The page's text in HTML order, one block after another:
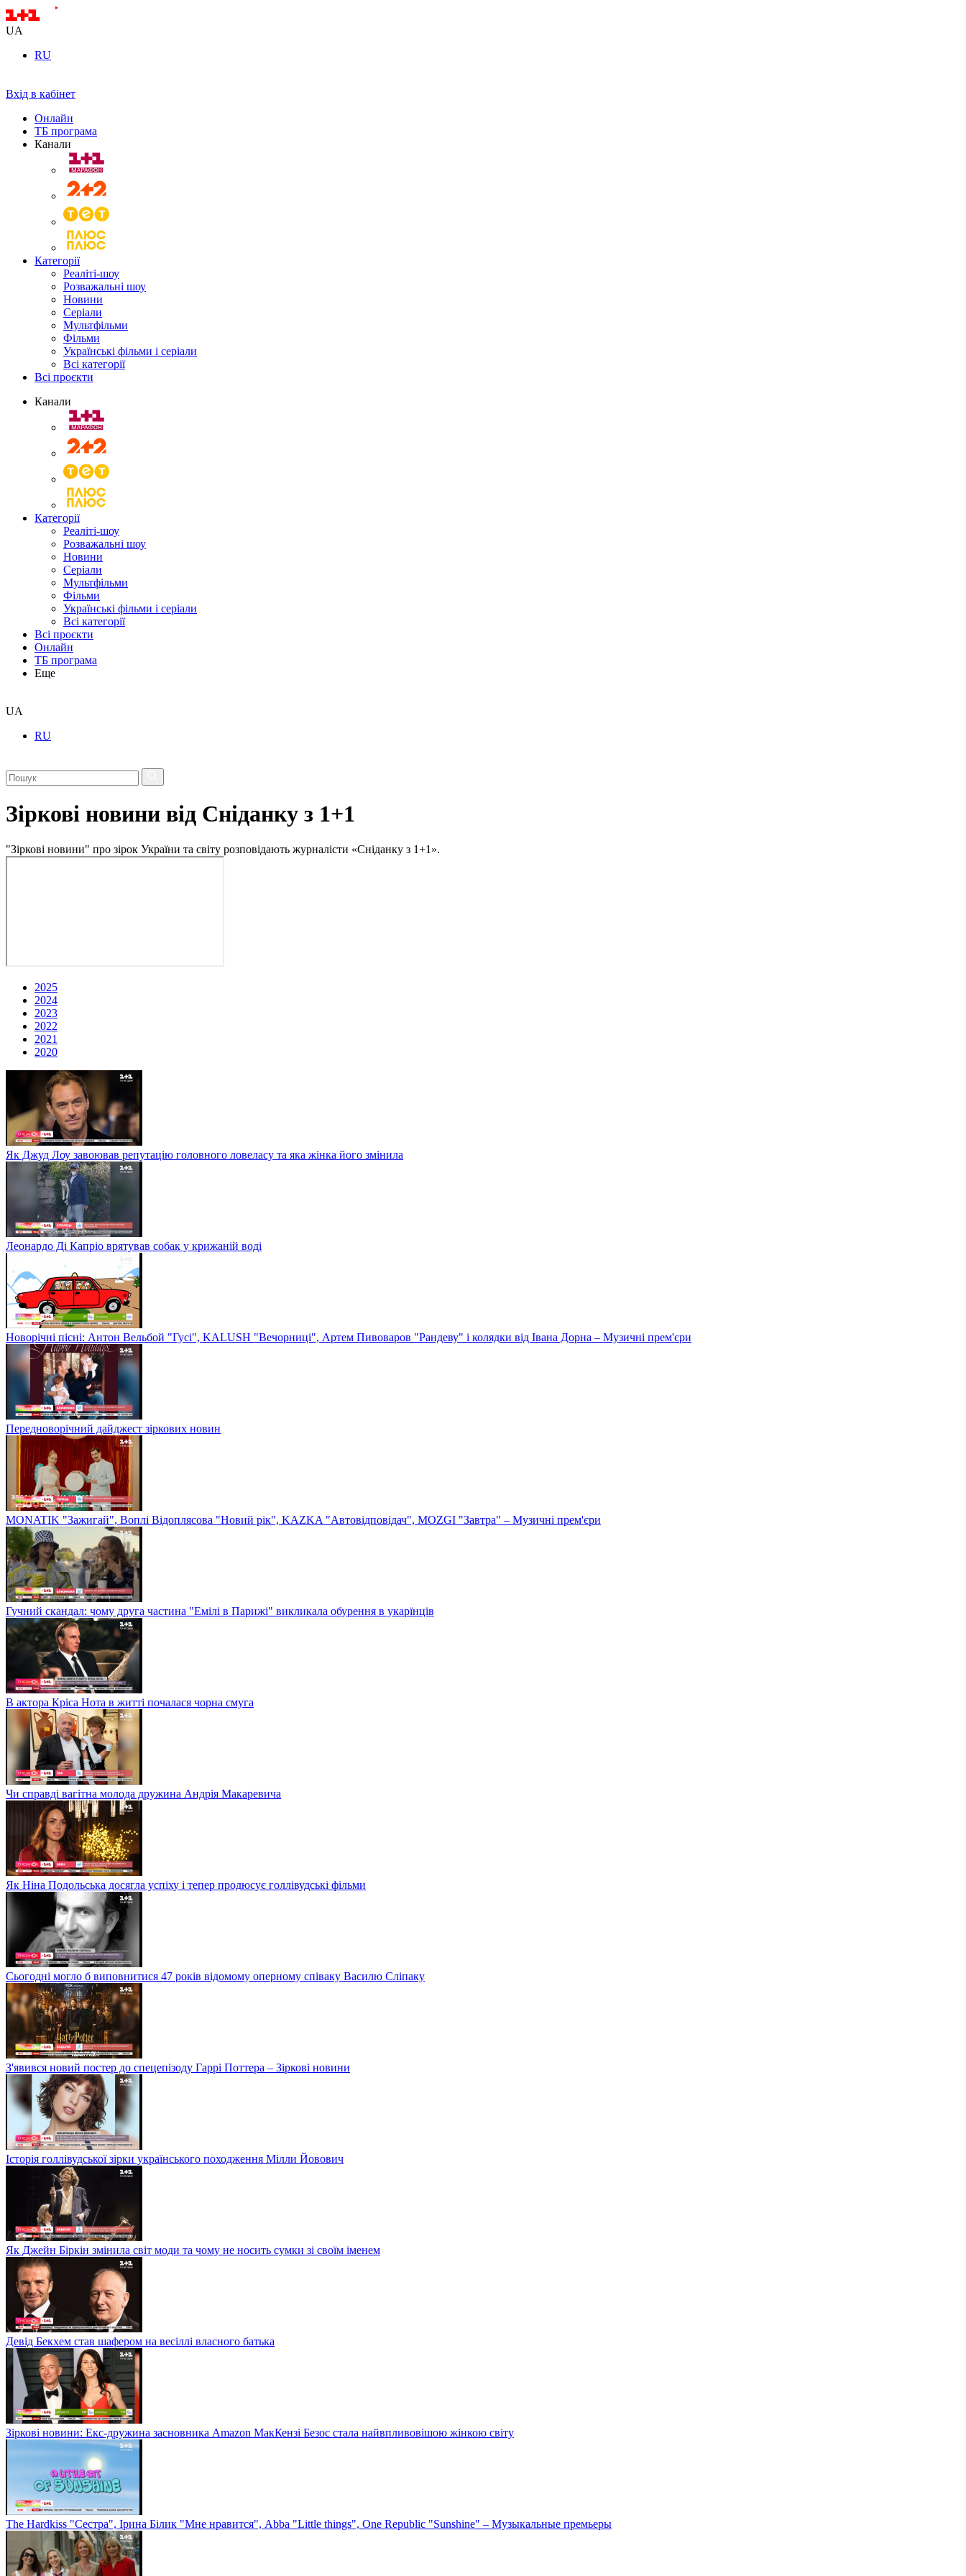
UA
RU
Вхід в кабінет
Онлайн
ТБ програма
Канали
Категорії
Реаліті-шоу
Розважальні шоу
Новини
Серіали
Мультфільми
Фільми
Українські фільми і серіали
Всі категорії
Всі проєкти
Канали
Категорії
Реаліті-шоу
Розважальні шоу
Новини
Серіали
Мультфільми
Фільми
Українські фільми і серіали
Всі категорії
Всі проєкти
Онлайн
ТБ програма
Еще
UA
RU
Зіркові новини від Сніданку з 1+1
"Зіркові новини" про зірок України та світу розповідають журналісти «Сніданку з 1+1».
2025
2024
2023
2022
2021
2020
Як Джуд Лоу завоював репутацію головного ловеласу та яка жінка його змінила
Леонардо Ді Капріо врятував собак у крижаній воді
Новорічні пісні: Антон Вельбой "Гусі", KALUSH "Вечорниці", Артем Пивоваров "Рандеву" і колядки від Івана Дорна – Музичні прем'єри
Передноворічний дайджест зіркових новин
MONATIK "Зажигай", Воплі Відоплясова "Новий рік", KAZKA "Автовідповідач", MOZGI "Завтра" – Музичні прем'єри
Гучний скандал: чому друга частина "Емілі в Парижі" викликала обурення в укарїнців
В актора Кріса Нота в житті почалася чорна смуга
Чи справді вагітна молода дружина Андрія Макаревича
Як Ніна Подольська досягла успіху і тепер продюсує голлівудські фільми
Сьогодні могло б виповнитися 47 років відомому оперному співаку Василю Сліпаку
З'явився новий постер до спецепізоду Гаррі Поттера – Зіркові новини
Історія голлівудської зірки українського походження Мілли Йовович
Як Джейн Біркін змінила світ моди та чому не носить сумки зі своїм іменем
Девід Бекхем став шафером на весіллі власного батька
Зіркові новини: Екс-дружина засновника Amazon МакКензі Безос стала найвпливовішою жінкою світу
The Hardkiss "Сестра", Ірина Білик "Мне нравится", Abba "Little things", One Republic "Sunshine" – Музыкальные премьеры